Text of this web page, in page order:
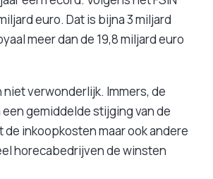
euro. Dat is bijna 3 miljard
meer dan de 19,8 miljard euro
verwonderlijk. Immers, de
gemiddelde stijging van de
de inkoopkosten maar ook andere
horecabedrijven de winsten